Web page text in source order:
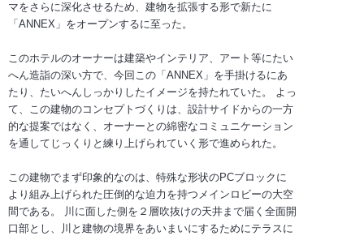
マをさらに深化させるため、建物を拡張する形で新たに
「ANNEX」をオープンするに至った。
このホテルのオーナーは建築やインテリア、アート等にたい
へん造詣の深い方で、今回この「ANNEX」を手掛けるにあ
たり、たいへんしっかりしたイメージを持たれていた。 よっ
て、この建物のコンセプトづくりは、設計サイドからの一方
的な提案ではなく、オーナーとの綿密なコミュニケーション
を通してじっくりと練り上げられていく形で進められた。
この建物でまず印象的なのは、特殊な形状のPCブロックに
より組み上げられた圧倒的な迫力を持つメインロビーの大空
間である。 川に面した側を２層吹抜けの天井まで届く全面開
口部とし、川と建物の境界をあいまいにするためにテラスに